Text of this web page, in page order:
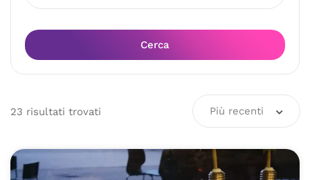
Cerca
23 risultati trovati Più recenti